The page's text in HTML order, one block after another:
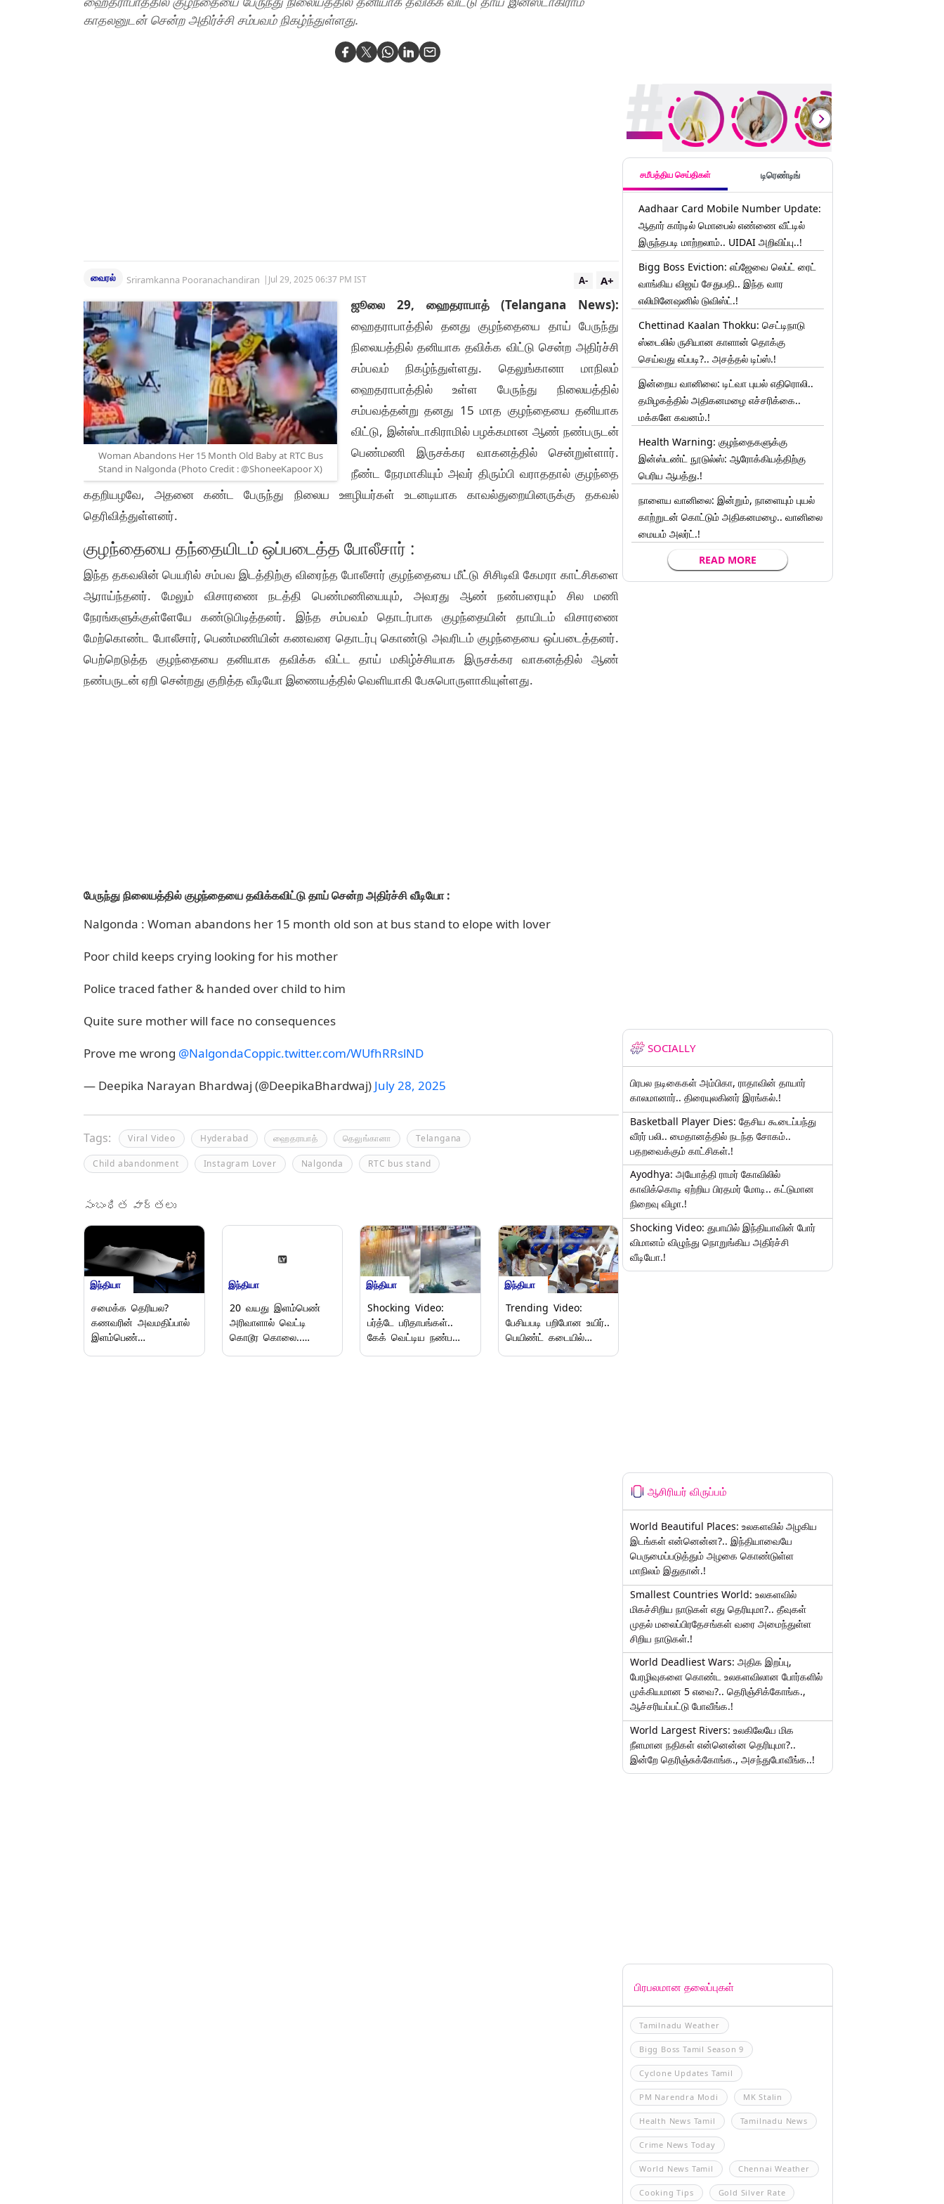
காதலனுடன் சென்ற அதிர்ச்சி சம்பவம் நிகழ்ந்துள்ளது.
வைரல் Sriramkanna Pooranachandiran | Jul 29, 2025 06:37 PM IST A+
A-
Woman Abandons Her 15 Month Old Baby at RTC Bus
Stand in Nalgonda (Photo Credit : @ShoneeKapoor X)
ஜூலை 29, ஹைதராபாத் (Telangana News):
ஹைதராபாத்தில் தனது குழந்தையை தாய் பேருந்து
நிலையத்தில் தனியாக தவிக்க விட்டு சென்ற அதிர்ச்சி
சம்பவம் நிகழ்ந்துள்ளது. தெலுங்கானா மாநிலம்
ஹைதராபாத்தில் உள்ள பேருந்து நிலையத்தில்
சம்பவத்தன்று தனது 15 மாத குழந்தையை தனியாக
விட்டு, இன்ஸ்டாகிராமில் பழக்கமான ஆண் நண்பருடன்
பெண்மணி இருசக்கர வாகனத்தில் சென்றுள்ளார்.
நீண்ட நேரமாகியும் அவர் திரும்பி வராததால் குழந்தை
கதறியழவே, அதனை கண்ட பேருந்து நிலைய ஊழியர்கள் உடனடியாக காவல்துறையினருக்கு தகவல்
தெரிவித்துள்ளனர்.
குழந்தையை தந்தையிடம் ஒப்படைத்த போலீசார் :
இந்த தகவலின் பெயரில் சம்பவ இடத்திற்கு விரைந்த போலீசார் குழந்தையை மீட்டு சிசிடிவி கேமரா காட்சிகளை
ஆராய்ந்தனர். மேலும் விசாரணை நடத்தி பெண்மணியையும், அவரது ஆண் நண்பரையும் சில மணி
நேரங்களுக்குள்ளேயே கண்டுபிடித்தனர். இந்த சம்பவம் தொடர்பாக குழந்தையின் தாயிடம் விசாரணை
மேற்கொண்ட போலீசார், பெண்மணியின் கணவரை தொடர்பு கொண்டு அவரிடம் குழந்தையை ஒப்படைத்தனர்.
பெற்றெடுத்த குழந்தையை தனியாக தவிக்க விட்ட தாய் மகிழ்ச்சியாக இருசக்கர வாகனத்தில் ஆண்
நண்பருடன் ஏறி சென்றது குறித்த வீடியோ இணையத்தில் வெளியாகி பேசுபொருளாகியுள்ளது.
பேருந்து நிலையத்தில் குழந்தையை தவிக்கவிட்டு தாய் சென்ற அதிர்ச்சி வீடியோ :
Nalgonda : Woman abandons her 15 month old son at bus stand to elope with lover
Poor child keeps crying looking for his mother
Police traced father & handed over child to him
Quite sure mother will face no consequences
Prove me wrong @NalgondaCoppic.twitter.com/WUfhRRslND
— Deepika Narayan Bhardwaj (@DeepikaBhardwaj) July 28, 2025
Tags: Viral Video Hyderabad ஹைதராபாத் தெலுங்கானா Telangana
Child abandonment Instagram Lover Nalgonda RTC bus stand
సంబంధిత వార్తలు
இந்தியா
சமைக்க தெரியல?
கணவரின் அவமதிப்பால்
இளம்பெண்
இந்தியா
20 வயது இளம்பெண்
அரிவாளால் வெட்டி
கொடூர கொலை..
இந்தியா
Shocking Video:
பர்த்டே பரிதாபங்கள்..
கேக் வெட்டிய நண்பனை
இந்தியா
Trending Video:
பேசியபடி பறிபோன உயிர்..
பெயிண்ட் கடையில்
சமீபத்திய செய்திகள் டிரெண்டிங்
Aadhaar Card Mobile Number Update:
ஆதார் கார்டில் மொபைல் எண்ணை வீட்டில்
இருந்தபடி மாற்றலாம்.. UIDAI அறிவிப்பு..!
Bigg Boss Eviction: எப்ஜேவை லெப்ட் ரைட்
வாங்கிய விஜய் சேதுபதி.. இந்த வார
எலிமினேஷனில் டுவிஸ்ட்.!
Chettinad Kaalan Thokku: செட்டிநாடு
ஸ்டைலில் ருசியான காளான் தொக்கு
செய்வது எப்படி?.. அசத்தல் டிப்ஸ்.!
இன்றைய வானிலை: டிட்வா புயல் எதிரொலி..
தமிழகத்தில் அதிகனமழை எச்சரிக்கை..
மக்களே கவனம்.!
Health Warning: குழந்தைகளுக்கு
இன்ஸ்டண்ட் நூடுல்ஸ்: ஆரோக்கியத்திற்கு
பெரிய ஆபத்து.!
நாளைய வானிலை: இன்றும், நாளையும் புயல்
காற்றுடன் கொட்டும் அதிகனமழை.. வானிலை
மையம் அலர்ட்.!
READ MORE
SOCIALLY
பிரபல நடிகைகள் அம்பிகா, ராதாவின் தாயார்
காலமானார்.. திரையுலகினர் இரங்கல்.!
Basketball Player Dies: தேசிய கூடைப்பந்து
வீரர் பலி.. மைதானத்தில் நடந்த சோகம்..
பதறவைக்கும் காட்சிகள்.!
Ayodhya: அயோத்தி ராமர் கோவிலில்
காவிக்கொடி ஏற்றிய பிரதமர் மோடி.. கட்டுமான
நிறைவு விழா.!
Shocking Video: துபாயில் இந்தியாவின் போர்
விமானம் விழுந்து நொறுங்கிய அதிர்ச்சி
வீடியோ.!
ஆசிரியர் விருப்பம்
World Beautiful Places: உலகளவில் அழகிய
இடங்கள் என்னென்ன?.. இந்தியாவையே
பெருமைப்படுத்தும் அழகை கொண்டுள்ள
மாநிலம் இதுதான்.!
Smallest Countries World: உலகளவில்
மிகச்சிறிய நாடுகள் எது தெரியுமா?.. தீவுகள்
முதல் மலைப்பிரதேசங்கள் வரை அமைந்துள்ள
சிறிய நாடுகள்.!
World Deadliest Wars: அதிக இறப்பு,
பேரழிவுகளை கொண்ட உலகளவிலான போர்களில்
முக்கியமான 5 எவை?.. தெரிஞ்சிக்கோங்க.,
ஆச்சரியப்பட்டு போவீங்க.!
World Largest Rivers: உலகிலேயே மிக
நீளமான நதிகள் என்னென்ன தெரியுமா?..
இன்றே தெரிஞ்சுக்கோங்க., அசந்துபோவீங்க..!
பிரபலமான தலைப்புகள்
Tamilnadu Weather
Bigg Boss Tamil Season 9
Cyclone Updates Tamil
PM Narendra Modi MK Stalin
Health News Tamil Tamilnadu News
Crime News Today
World News Tamil Chennai Weather
Cooking Tips Gold Silver Rate